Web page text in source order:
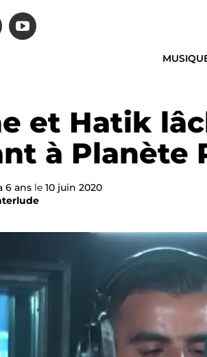
et Hatik
à Planète
6 ans le 10 juin 2020